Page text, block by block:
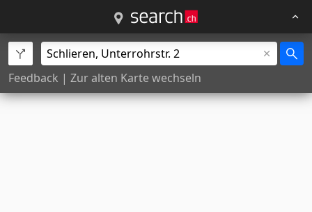
Feedback | Zur alten Karte wechseln